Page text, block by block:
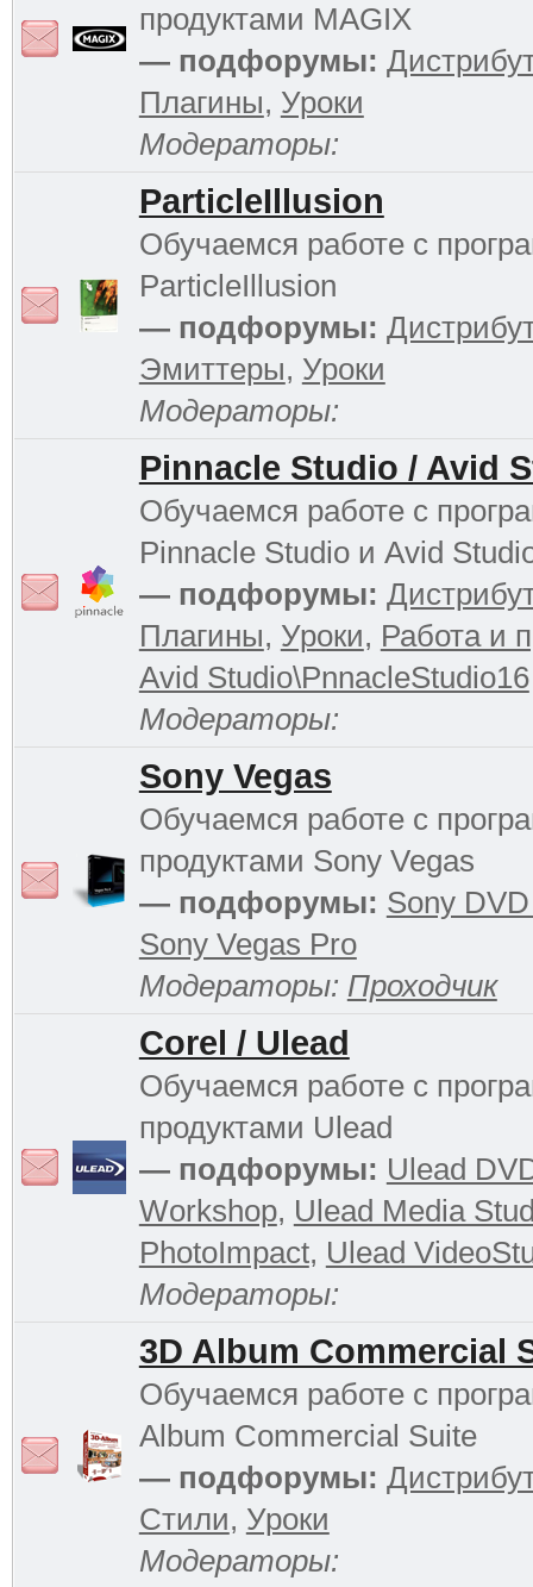
продуктами MAGIX
— подфорумы:
Плагины, Уроки
Модераторы:
ParticleIllusion
Обучаемся работе с
ParticleIllusion
— подфорумы:
Эмиттеры, Уроки
Модераторы:
Pinnacle Studio / Avid
Обучаемся работе с
Pinnacle Studio и Avid
— подфорумы:
Плагины, Уроки, Работа и
Avid Studio\PnnacleStudio16
Модераторы:
Sony Vegas
Обучаемся работе с
продуктами Sony Vegas
— подфорумы: Sony
Sony Vegas Pro
Модераторы: Проходчик
Corel / Ulead
Обучаемся работе с
продуктами Ulead
— подфорумы: Ulead
Workshop, Ulead Media
PhotoImpact, Ulead
Модераторы:
3D Album Commercial
Обучаемся работе с
Album Commercial Suite
— подфорумы:
Стили, Уроки
Модераторы: